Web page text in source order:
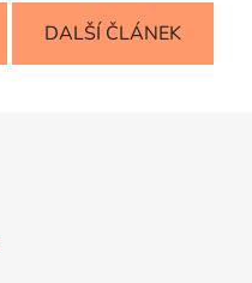
DALŠÍ ČLÁNEK